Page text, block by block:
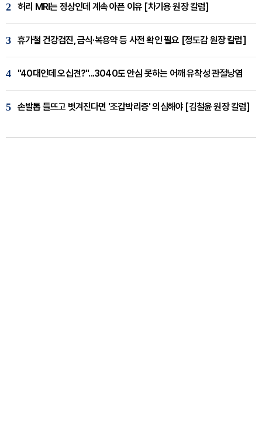
2 허리 MRI는 정상인데 계속 아픈 이유 [차기용 원장 칼럼]
3 휴가철 건강검진, 금식·복용약 등 사전 확인 필요 [정도감 원장 칼럼]
4 "40대인데 오십견?"...3040도 안심 못하는 어깨 유착성 관절낭염
5 손발톱 들뜨고 벗겨진다면 '조갑박리증' 의심해야 [김철윤 원장 칼럼]